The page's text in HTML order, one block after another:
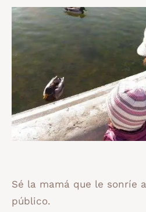
Sé la mamá que le sonríe a
público.